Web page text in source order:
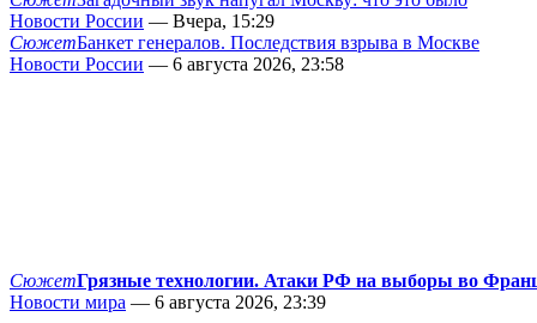
Новости России — Вчера, 15:29
СюжетБанкет генералов. Последствия взрыва в Москве
Новости России — 6 августа 2026, 23:58
СюжетГрязные технологии. Атаки РФ на выборы во
Новости мира — 6 августа 2026, 23:39